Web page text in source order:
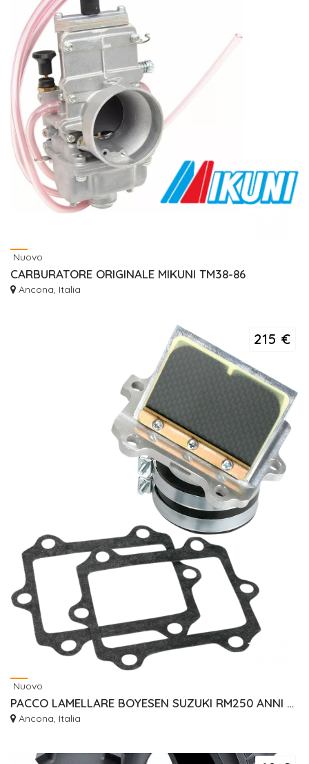
Nuovo
CARBURATORE ORIGINALE MIKUNI TM38-86
Ancona, Italia
215 €
Nuovo
PACCO LAMELLARE BOYESEN SUZUKI RM250 ANNI DA 1990 A 1992
Ancona, Italia